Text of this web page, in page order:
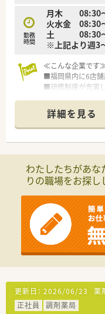
■週20時間以上の
り、安定した雇用
す。
■創業40年福岡を
展開を行っており
■自社にてかかり
ーツイベントの協
んでおります。
■調剤ロボット等
率化することで薬
■ドラッグ部門と
を身に着けながら
勤務
時間
月木 08:30～
火水金 08:30
土 08:30～
※上記より週3
≪こんな企業です
■福岡県内に6店舗
■研修制度が充実
■常に患者様のこ
が出来るのか、全
≪こんな薬局です
■内科をはじめ複
積める薬局様です。
■1日フルタイム
す。
詳細を見る
わたしたちがあな
りの職場をお探し
更新日： 2026/06/23 薬
正社員
調剤薬局